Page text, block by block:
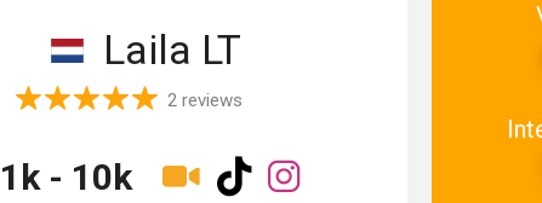
Laila LT
2 reviews
1k - 10k